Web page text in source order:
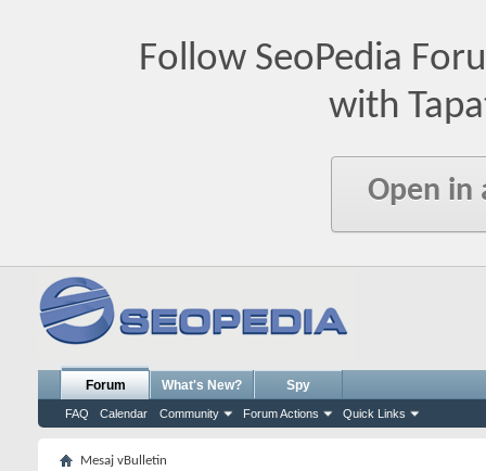
Follow SeoPedia
with
Open in
Forum
FAQ Calendar Community Forum Actions Quick Links
What's New? Spy
Mesaj vBulletin